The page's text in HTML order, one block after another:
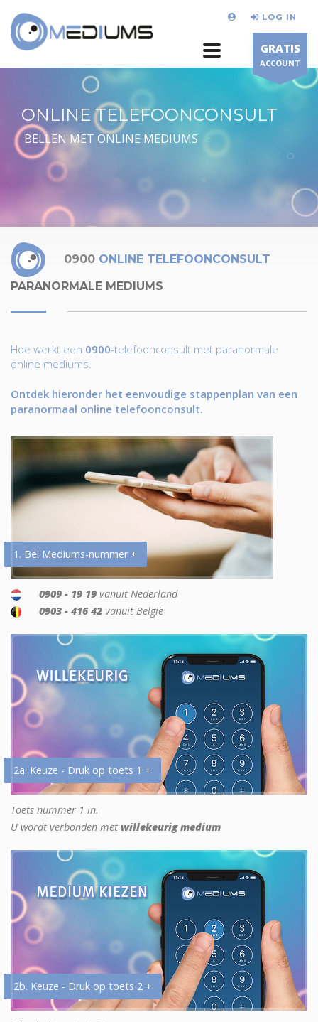
LOG IN
GRATIS
ACCOUNT
ONLINE TELEFOONCONSULT
BELLEN MET ONLINE MEDIUMS
0900 ONLINE TELEFOONCONSULT
PARANORMALE MEDIUMS
Hoe werkt een 0900-telefoonconsult met paranormale
online mediums.
Ontdek hieronder het eenvoudige stappenplan van een
paranormaal online telefoonconsult.
1. Bel Mediums-nummer +
0909 - 19 19 vanuit Nederland
0903 - 416 42 vanuit België
2a. Keuze - Druk op toets 1 +
Toets nummer 1 in.
U wordt verbonden met willekeurig medium
2b. Keuze - Druk op toets 2 +